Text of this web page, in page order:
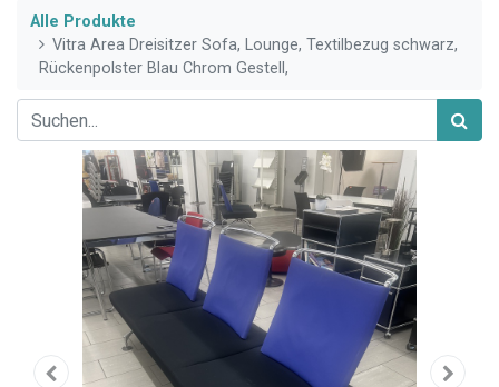
Alle Produkte
Vitra Area Dreisitzer Sofa, Lounge, Textilbezug schwarz,
Rückenpolster Blau Chrom Gestell,